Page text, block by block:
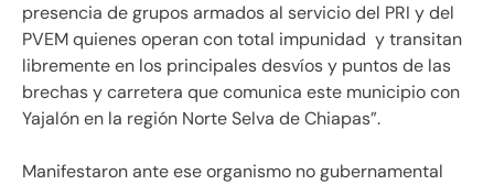
presencia de grupos armados al servicio del PRI y del
PVEM quienes operan con total impunidad y transitan
libremente en los principales desvíos y puntos de las
brechas y carretera que comunica este municipio con
Yajalón en la región Norte Selva de Chiapas”.
Manifestaron ante ese organismo no gubernamental